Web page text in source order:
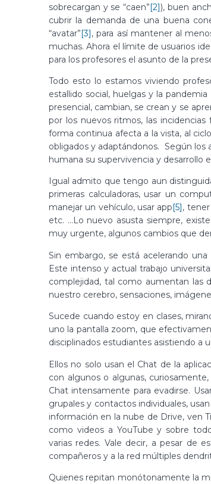
sobrecargan y se “caen”[2]), buen
cubrir la demanda de una buena
“avatar”[3], para así mantener al
muchas. Ahora el límite de usuarios
para los profesores el asunto de la
Todo esto lo estamos viviendo
estallido social, huelgas y la
presencial, cambian, se crean y se
por los nuevos ritmos, las
forma continua afecta a la vista, al
obligados y adaptándonos. Según los
humana su supervivencia y desarrollo
Igual admito que tengo aun
primeras calculadoras, usar un
manejar un vehículo, usar app [5] ,
etc. …Lo nuevo asusta siempre,
muy urgente, algunos cambios que
Sin embargo, se está acelerando
Este intenso y actual trabajo
complejidad, tal como aumentan las
nuestro cerebro, sensaciones,
Sucede cuando estoy en clases,
uno la pantalla zoom, que
disciplinados estudiantes asistiendo a
Ellos no solo usan el Chat de la
con algunos o algunas,
Chat intensamente para evadirse.
grupales y contactos individuales,
información en la nube de Drive, ven
como videos a YouTube y sobre
varias redes. Vale decir, a pesar de
compañeros y a la red múltiples
Quienes repitan monótonamente la